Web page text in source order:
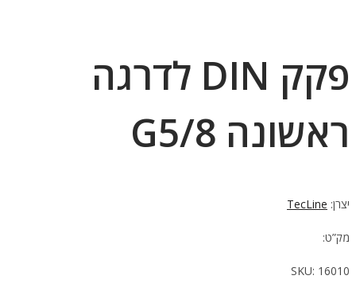
פקק DIN לדרגה
ראשונה G5/8
יצרן: TecLine
מק”ט:
SKU: 16010